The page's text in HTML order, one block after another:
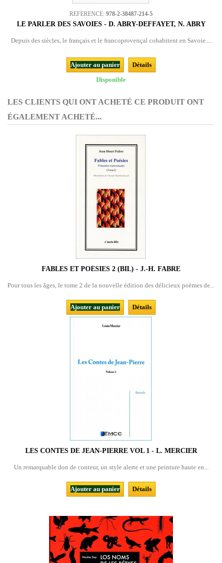
REFERENCE: 978-2-38487-214-5
LE PARLER DES SAVOIES - D. ABRY-DEFFAYET, N. ABRY
Depuis des siècles, le français et le francoprovençal cohabitent en Savoie....
Ajouter au panier
Détails
Disponible
LES CLIENTS QUI ONT ACHETÉ CE PRODUIT ONT
ÉGALEMENT ACHETÉ...
FABLES ET POÉSIES 2 (BIL) - J.-H. FABRE
Pour tous les âges, le tome 2 de la nouvelle édition des délicieux poèmes de...
Ajouter au panier Détails
LES CONTES DE JEAN-PIERRE VOL 1 - L. MERCIER
Un remarquable don de conteur, un style alerte et une peinture haute en...
Ajouter au panier Détails